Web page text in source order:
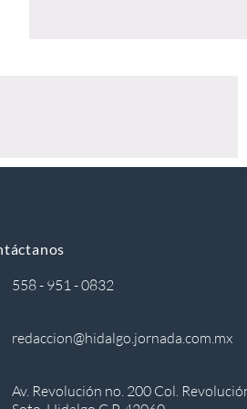
558 - 951 - 0832
redaccion@hidalgo.jornada.com.mx
Av. Revolución no. 200 Col.